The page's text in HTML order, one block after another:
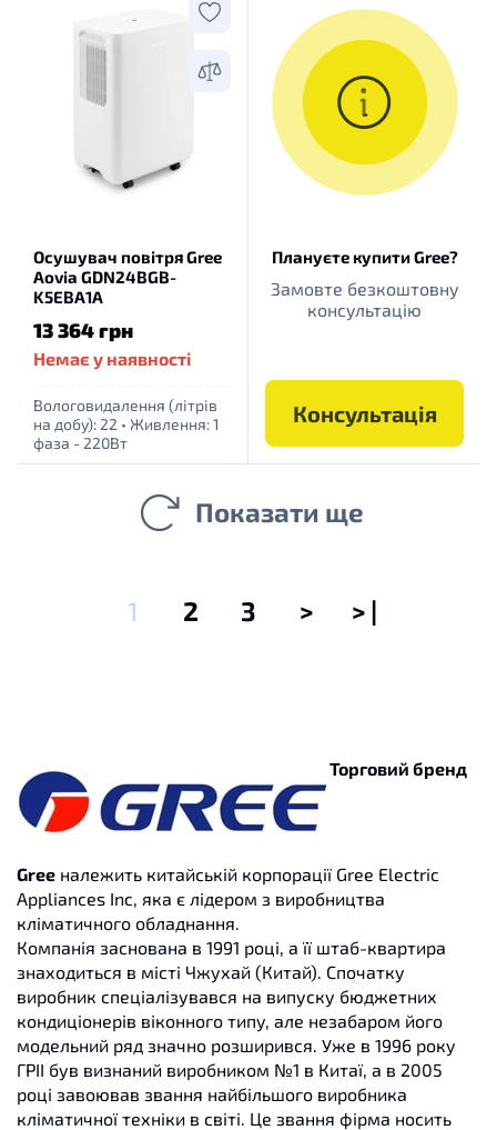
Осушувач повітря Gree
Aovia GDN24BGB-
K5EBA1A
13 364 грн
Немає у наявності
Вологовидалення (літрів
на добу): 22 • Живлення: 1
фаза - 220Вт
Плануєте купити Gree?
Замовте безкоштовну
консультацію
Консультація
Показати ще
1 2 3 > > |
Торговий бренд
Gree належить китайській корпорації Gree Electric
Appliances Inc, яка є лідером з виробництва
кліматичного обладнання.
Компанія заснована в 1991 році, а її штаб-квартира
знаходиться в місті Чжухай (Китай). Спочатку
виробник спеціалізувався на випуску бюджетних
кондиціонерів віконного типу, але незабаром його
модельний ряд значно розширився. Уже в 1996 року
ГРІІ був визнаний виробником №1 в Китаї, а в 2005
році завоював звання найбільшого виробника
кліматичної техніки в світі. Це звання фірма носить